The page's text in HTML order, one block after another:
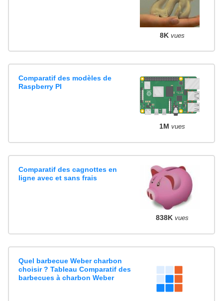
8K vues
Comparatif des modèles de
Raspberry PI
1M vues
Comparatif des cagnottes en
ligne avec et sans frais
838K vues
Quel barbecue Weber charbon
choisir ? Tableau Comparatif des
barbecues à charbon Weber